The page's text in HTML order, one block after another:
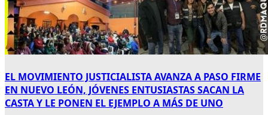
EL MOVIMIENTO JUSTICIALISTA AVANZA A PASO FIRME
EN NUEVO LEÓN, JÓVENES ENTUSIASTAS SACAN LA
CASTA Y LE PONEN EL EJEMPLO A MÁS DE UNO